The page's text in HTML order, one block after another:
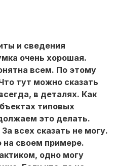
и сведения
очень хорошая.
всем. По этому
тут можно сказать
в деталях. Как
типовых
это делать.
всех сказать не могу.
на своем примере.
одно могу